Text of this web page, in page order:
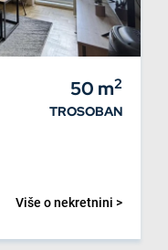
50 m2
TROSOBAN
Više o nekretnini >